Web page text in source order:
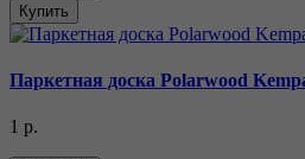
Купить
Паркетная доска Polarwood
1 р.